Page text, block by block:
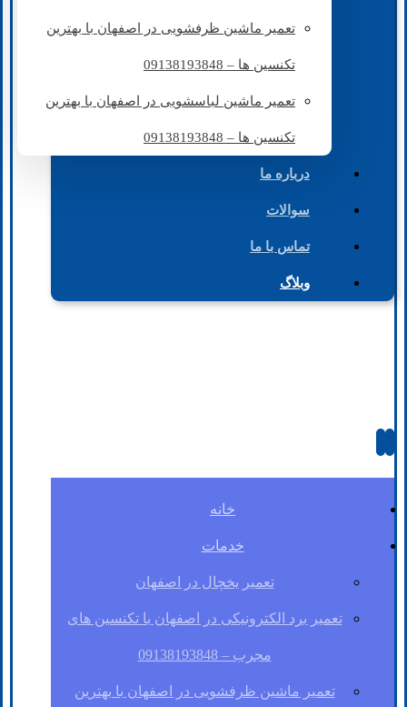
تعمیر ماشین ظرفشویی در اصفهان با بهترین
تکنسین ها – 09138193848
تعمیر ماشین لباسشویی در اصفهان با بهترین
تکنسین ها – 09138193848
درباره ما
سوالات
تماس با ما
وبلاگ
خانه
خدمات
تعمیر یخچال در اصفهان
تعمیر برد الکترونیکی در اصفهان با تکنسین های
مجرب – 09138193848
تعمیر ماشین ظرفشویی در اصفهان با بهترین